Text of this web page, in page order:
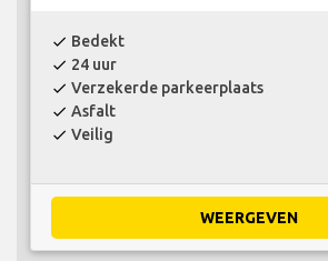
check Bedekt
check 24 uur
check Verzekerde parkeerplaats
check Asfalt
check Veilig
WEERGEVEN